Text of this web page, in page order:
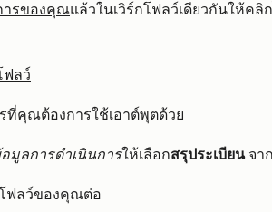
ารของคุณแล้วในเวิร์กโฟลว์เดียวกันให้คลิก
ฟลว์
ที่คุณต้องการใช้เอาต์พุตด้วย
มูลการดำเนินการให้เลือกสรุประเบียนจา
โฟลว์ของคุณต่อ